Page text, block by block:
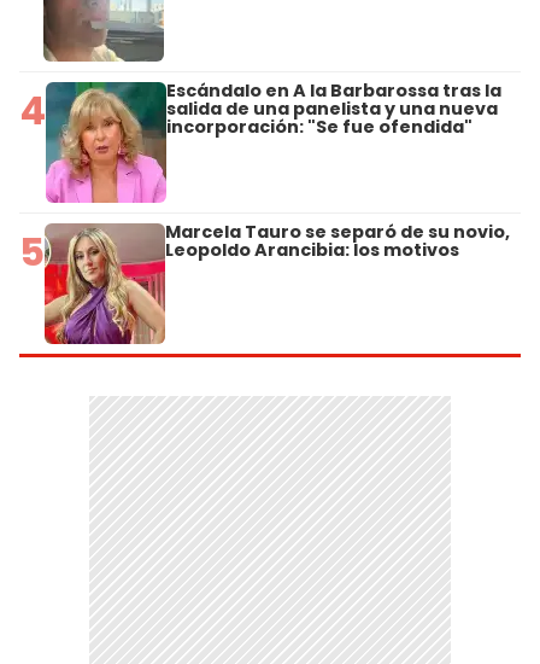
4 Escándalo en A la Barbarossa tras la
salida de una panelista y una nueva
incorporación: "Se fue ofendida"
5 Marcela Tauro se separó de su novio,
Leopoldo Arancibia: los motivos